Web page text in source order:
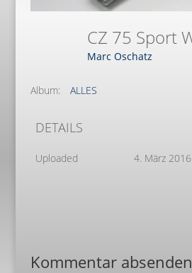
Marc Oschatz
Album: ALLES
DETAILS
Uploaded 4. März 2016
Kommentar absenden